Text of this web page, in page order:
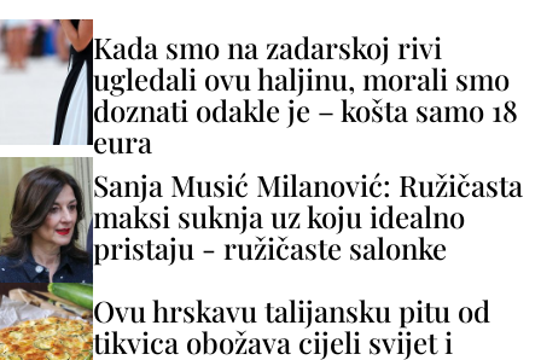
Kada smo na zadarskoj rivi
ugledali ovu haljinu, morali smo
doznati odakle je – košta samo 18
eura
Sanja Musić Milanović: Ružičasta
maksi suknja uz koju idealno
pristaju - ružičaste salonke
Ovu hrskavu talijansku pitu od
tikvica obožava cijeli svijet i